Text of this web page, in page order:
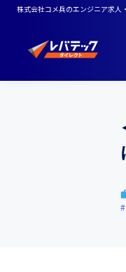
株式会社コメ兵のエンジニア求人